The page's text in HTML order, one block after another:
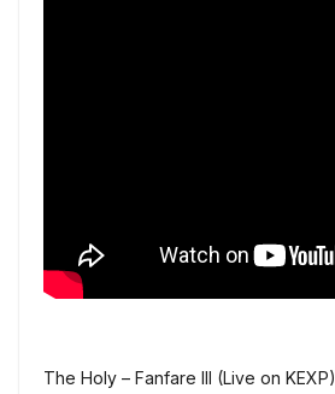
The Holy – Fanfare III (Live on KEXP)